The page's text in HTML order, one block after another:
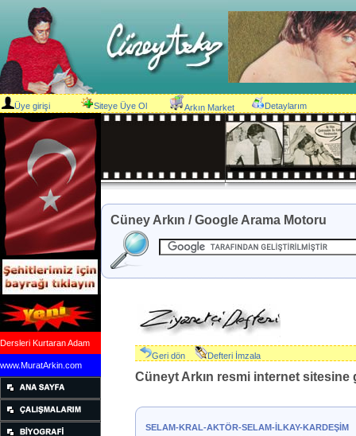
Üye girişi Siteye Üye Ol Arkın Market Detaylarım
Dersleri Kurtaran Adam
www.MuratArkin.com
Cüney Arkın / Google Arama Motoru
Geri dön Defteri İmzala
Cüneyt Arkın resmi internet
SELAM-KRAL-AKTÖR-SELAM-İLKAY-KARDEŞİM